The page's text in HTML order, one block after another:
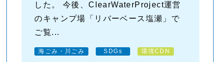
した。 今後、ClearWaterProject運営
のキャンプ場「リバーベース塩瀬」で
ご覧...
海ごみ・川ごみ SDGs 環境CDN